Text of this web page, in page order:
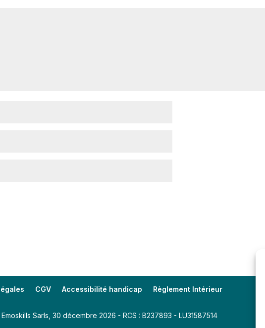
CGV Accessibilité handicap Règlement Intérieur
Sarls, 30 décembre 2026 - RCS : B237893 - LU31587514